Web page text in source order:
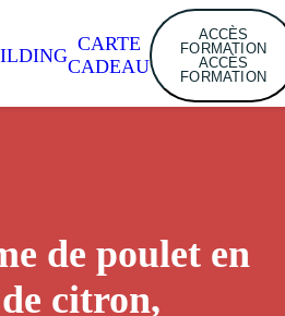
CARTE
CADEAU
ACCÈS
FORMATION
ACCÈS
FORMATION
de poulet en
citron,